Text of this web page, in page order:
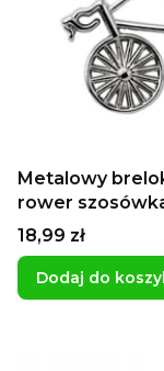
Metalowy
rower
Cena
18,99 zł
Dodaj do